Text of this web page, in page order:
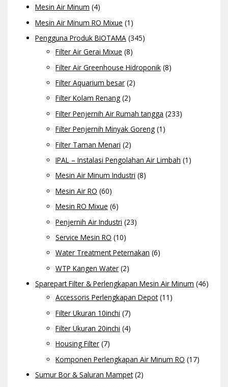
Mesin Air Minum (4)
Mesin Air Minum RO Mixue (1)
Pengguna Produk BIOTAMA (345)
Filter Air Gerai Mixue (8)
Filter Air Greenhouse Hidroponik (8)
Filter Aquarium besar (2)
Filter Kolam Renang (2)
Filter Penjernih Air Rumah tangga (233)
Filter Penjernih Minyak Goreng (1)
Filter Taman Menari (2)
IPAL – Instalasi Pengolahan Air Limbah (1)
Mesin Air Minum Industri (8)
Mesin Air RO (60)
Mesin RO Mixue (6)
Penjernih Air Industri (23)
Service Mesin RO (10)
Water Treatment Peternakan (6)
WTP Kangen Water (2)
Sparepart Filter & Perlengkapan Mesin Air Minum (46)
Accessoris Perlengkapan Depot(11)
Filter Ukuran 10inchi (7)
Filter Ukuran 20inchi (4)
Housing Filter (7)
Komponen Perlengkapan Air Minum RO (17)
Sumur Bor & Saluran Mampet(2)